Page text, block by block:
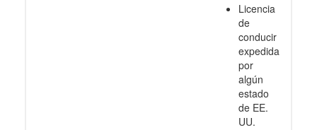
Licencia
de
conducir
expedida
por
algún
estado
de EE.
UU.